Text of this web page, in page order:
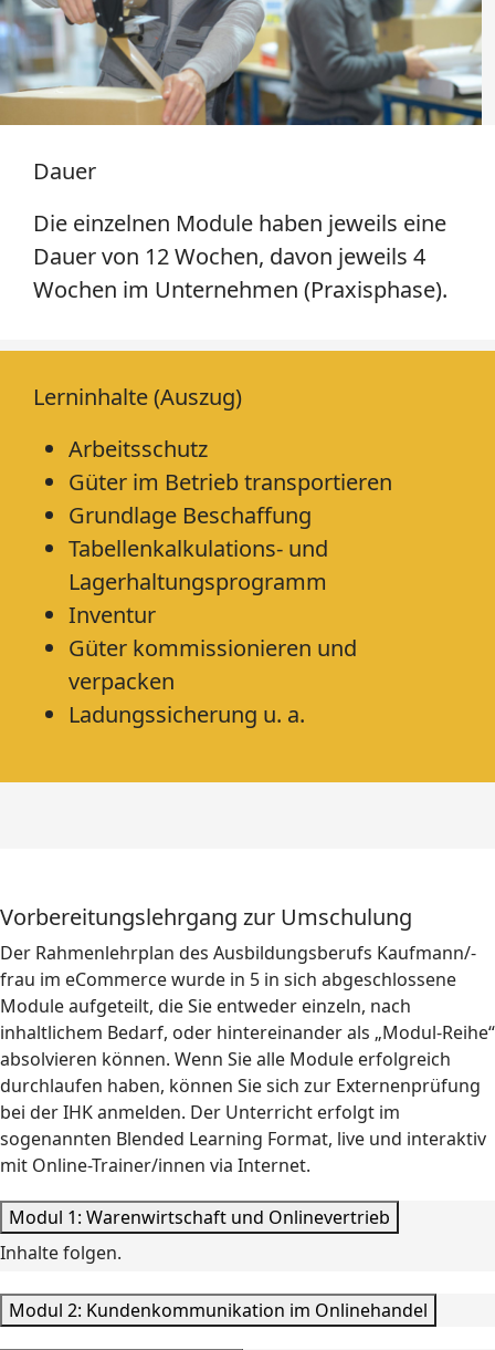
Dauer
Die einzelnen Module haben jeweils eine
Dauer von 12 Wochen, davon jeweils 4
Wochen im Unternehmen (Praxisphase).
Lerninhalte (Auszug)
Arbeitsschutz
Güter im Betrieb transportieren
Grundlage Beschaffung
Tabellenkalkulations- und
Lagerhaltungsprogramm
Inventur
Güter kommissionieren und
verpacken
Ladungssicherung u. a.
Vorbereitungslehrgang zur Umschulung
Der Rahmenlehrplan des Ausbildungsberufs Kaufmann/-
frau im eCommerce wurde in 5 in sich abgeschlossene
Module aufgeteilt, die Sie entweder einzeln, nach
inhaltlichem Bedarf, oder hintereinander als „Modul-Reihe“
absolvieren können. Wenn Sie alle Module erfolgreich
durchlaufen haben, können Sie sich zur Externenprüfung
bei der IHK anmelden. Der Unterricht erfolgt im
sogenannten Blended Learning Format, live und interaktiv
mit Online-Trainer/innen via Internet.
Modul 1: Warenwirtschaft und Onlinevertrieb
Inhalte folgen.
Modul 2: Kundenkommunikation im Onlinehandel